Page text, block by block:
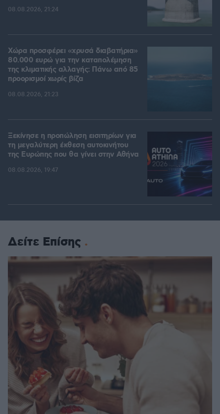
08.08.2026, 21:24
Χώρα προσφέρει «χρυσά διαβατήρια»
80.000 ευρώ για την καταπολέμηση
της κλιματικής αλλαγής: Πάνω από 85
προορισμοί χωρίς βίζα
08.08.2026, 21:23
Ξεκίνησε η προπώληση εισιτηρίων για
τη μεγαλύτερη έκθεση αυτοκινήτου
της Ευρώπης που θα γίνει στην Αθήνα
08.08.2026, 19:47
Δείτε Επίσης